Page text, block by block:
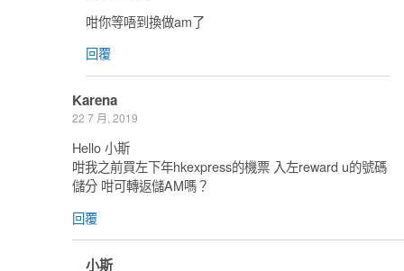
咁你等唔到換做am了
回覆
Karena
22 7 月, 2019
Hello 小斯
咁我之前買左下年hkexpress的機票 入左reward u的號碼
儲分 咁可轉返儲AM嗎？
回覆
小斯